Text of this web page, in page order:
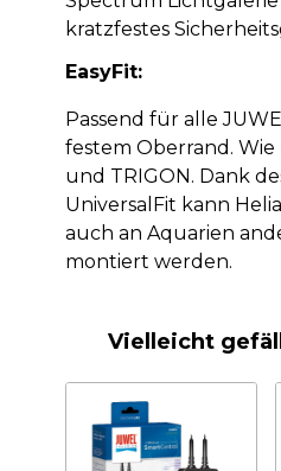
kratzfestes
EasyFit:
Passend für alle
festem Oberrand. Wie
und TRIGON. Dank
UniversalFit kann
auch an Aquarien
montiert werden.
Vielleicht